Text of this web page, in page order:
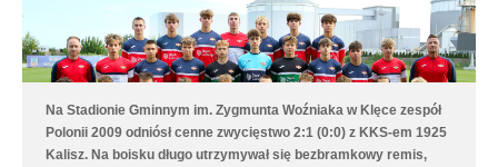
Na Stadionie Gminnym im. Zygmunta Woźniaka w Klęce zespół
Polonii 2009 odniósł cenne zwycięstwo 2:1 (0:0) z KKS-em 1925
Kalisz. Na boisku długo utrzymywał się bezbramkowy remis,